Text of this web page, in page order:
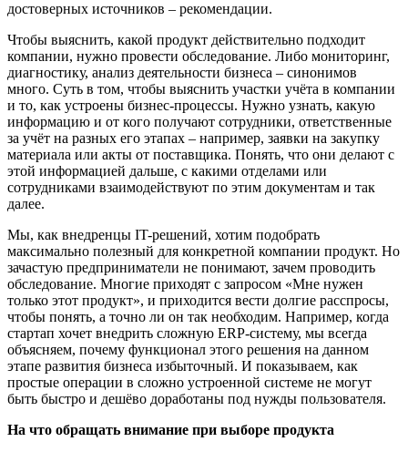
достоверных источников – рекомендации.
Чтобы выяснить, какой продукт действительно подходит
компании, нужно провести обследование. Либо мониторинг,
диагностику, анализ деятельности бизнеса – cинонимов
много. Суть в том, чтобы выяснить участки учёта в компании
и то, как устроены бизнес-процессы. Нужно узнать, какую
информацию и от кого получают сотрудники, ответственные
за учёт на разных его этапах – например, заявки на закупку
материала или акты от поставщика. Понять, что они делают с
этой информацией дальше, с какими отделами или
сотрудниками взаимодействуют по этим документам и так
далее.
Мы, как внедренцы IT-решений, хотим подобрать
максимально полезный для конкретной компании продукт. Но
зачастую предприниматели не понимают, зачем проводить
обследование. Многие приходят с запросом «Мне нужен
только этот продукт», и приходится вести долгие расспросы,
чтобы понять, а точно ли он так необходим. Например, когда
стартап хочет внедрить сложную ERP-систему, мы всегда
объясняем, почему функционал этого решения на данном
этапе развития бизнеса избыточный. И показываем, как
простые операции в сложно устроенной системе не могут
быть быстро и дешёво доработаны под нужды пользователя.
На что обращать внимание при выборе продукта